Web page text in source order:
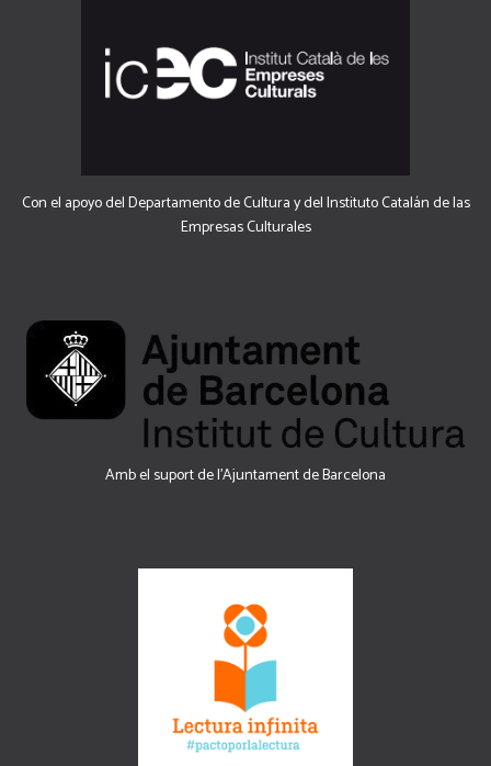
Con el apoyo del Departamento de Cultura y del Instituto Catalán de las
Empresas Culturales
Amb el suport de l’Ajuntament de Barcelona